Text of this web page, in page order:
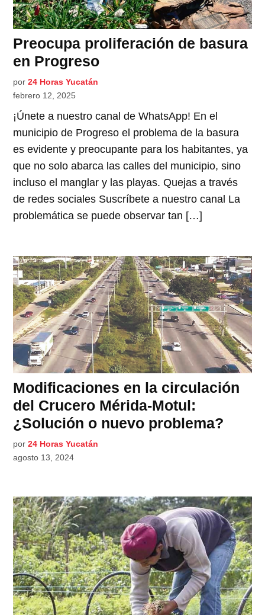
Preocupa proliferación de basura
en Progreso
por 24 Horas Yucatán
febrero 12, 2025
¡Únete a nuestro canal de WhatsApp! En el
municipio de Progreso el problema de la basura
es evidente y preocupante para los habitantes, ya
que no solo abarca las calles del municipio, sino
incluso el manglar y las playas. Quejas a través
de redes sociales Suscríbete a nuestro canal La
problemática se puede observar tan […]
Modificaciones en la circulación
del Crucero Mérida-Motul:
¿Solución o nuevo problema?
por 24 Horas Yucatán
agosto 13, 2024